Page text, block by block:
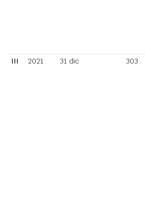
III
2021 31 dic 303